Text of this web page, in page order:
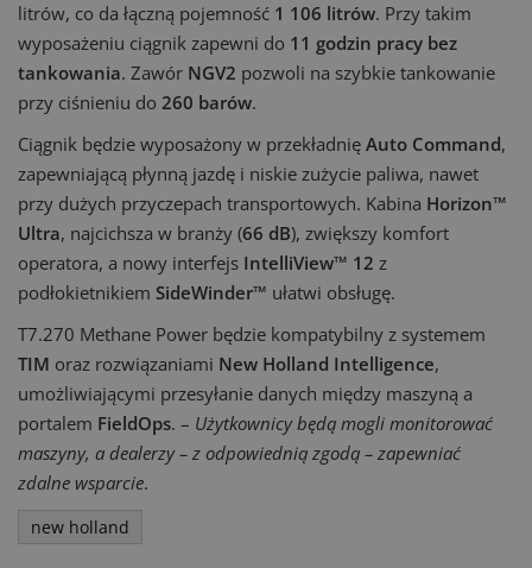
litrów, co da łączną pojemność 1 106 litrów. Przy takim
wyposażeniu ciągnik zapewni do 11 godzin pracy bez
tankowania. Zawór NGV2 pozwoli na szybkie tankowanie
przy ciśnieniu do 260 barów.
Ciągnik będzie wyposażony w przekładnię Auto Command,
zapewniającą płynną jazdę i niskie zużycie paliwa, nawet
przy dużych przyczepach transportowych. Kabina Horizon™
Ultra, najcichsza w branży (66 dB), zwiększy komfort
operatora, a nowy interfejs IntelliView™ 12 z
podłokietnikiem SideWinder™ ułatwi obsługę.
T7.270 Methane Power będzie kompatybilny z systemem
TIM oraz rozwiązaniami New Holland Intelligence,
umożliwiającymi przesyłanie danych między maszyną a
portalem FieldOps. – Użytkownicy będą mogli monitorować
maszyny, a dealerzy – z odpowiednią zgodą – zapewniać
zdalne wsparcie.
new holland